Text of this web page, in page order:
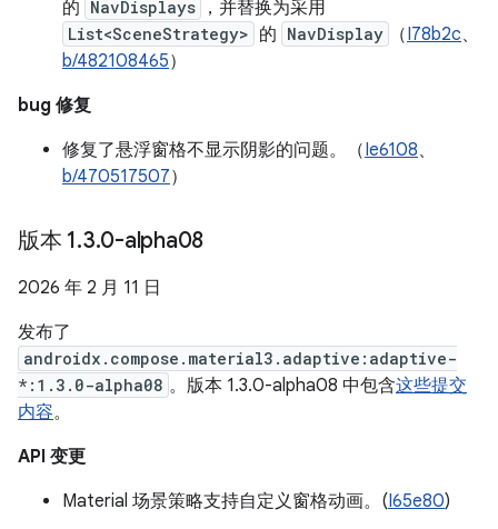
的 NavDisplays ，并替换为采用
List<SceneStrategy> 的 NavDisplay （I78b2c、
b/482108465）
bug 修复
修复了悬浮窗格不显示阴影的问题。（Ie6108、
b/470517507）
版本 1.3.0-alpha08
2026 年 2 月 11 日
发布了
androidx.compose.material3.adaptive:adaptive-
*:1.3.0-alpha08 。版本 1.3.0-alpha08 中包含这些提交
内容。
API 变更
Material 场景策略支持自定义窗格动画。(I65e80)